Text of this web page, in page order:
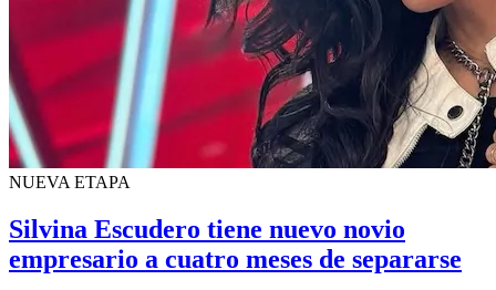
NUEVA ETAPA
Silvina Escudero tiene nuevo novio
empresario a cuatro meses de separarse